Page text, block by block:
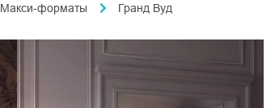
Макси-форматы Гранд Вуд